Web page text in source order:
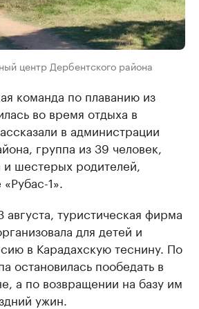
центр Дербентского района
команда по плаванию из
во время отдыха в
в администрации
группа из 39 человек,
шестерых родителей,
1».
августа, туристическая фирма
для детей и
в Карадахскую теснину. По
остановилась пообедать в
а по возвращении на базу им
ужин.